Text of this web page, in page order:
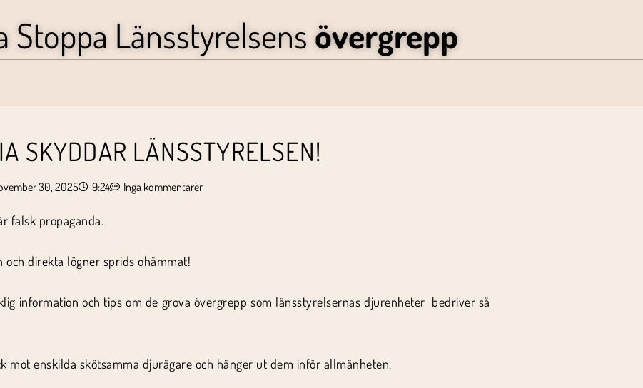
Stoppa Länsstyrelsens övergrepp
SKYDDAR LÄNSSTYRELSEN!
30, 2025 9:24 Inga kommentarer
falsk propaganda.
direkta lögner sprids ohämmat!
information och tips om de grova övergrepp som länsstyrelsernas djurenheter bedriver så
enskilda skötsamma djurägare och hänger ut dem inför allmänheten.